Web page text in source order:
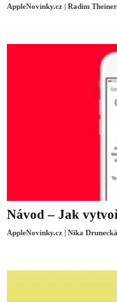
AppleNovinky.cz | Radim Theiner
Návod – Jak
AppleNovinky.cz | Nika Drunecká